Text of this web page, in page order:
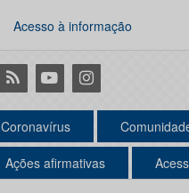
Acesso à informação
RSS YoutubeInstagram
Coronavírus
Ações afirmativas